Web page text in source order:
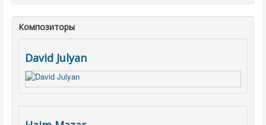
Композиторы
David Julyan